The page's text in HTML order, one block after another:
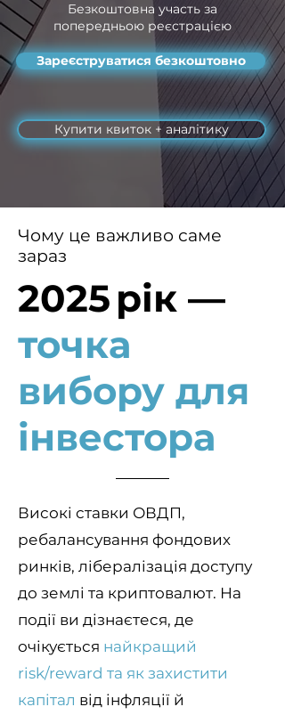
Безкоштовна участь за
попередньою реєстрацією
Зареєструватися безкоштовно
Купити квиток + аналітику
Чому це важливо саме
зараз
2025 рік —
точка
вибору для
інвестора
Високі ставки ОВДП,
ребалансування фондових
ринків, лібералізація доступу
до землі та криптовалют. На
події ви дізнаєтеся, де
очікується найкращий
risk/reward та як захистити
капітал від інфляції й